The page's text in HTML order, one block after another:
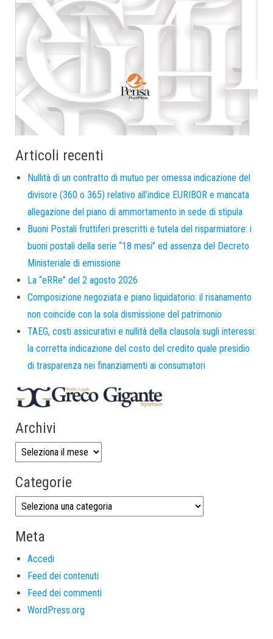
Articoli recenti
Nullità di un contratto di mutuo per omessa indicazione del
divisore (360 o 365) relativo all’indice EURIBOR e mancata
allegazione del piano di ammortamento in sede di stipula
Buoni Postali fruttiferi prescritti e tutela del risparmiatore: i
buoni postali della serie “18 mesi” ed assenza del Decreto
Ministeriale di emissione
La “eRRe” del 2 agosto 2026
Composizione negoziata e piano liquidatorio: il risanamento
non coincide con la sola dismissione del patrimonio
TAEG, costi assicurativi e nullità della clausola sugli interessi:
la corretta indicazione del costo del credito quale presidio
di trasparenza nei finanziamenti ai consumatori
Archivi
Categorie
Meta
Accedi
Feed dei contenuti
Feed dei commenti
WordPress.org